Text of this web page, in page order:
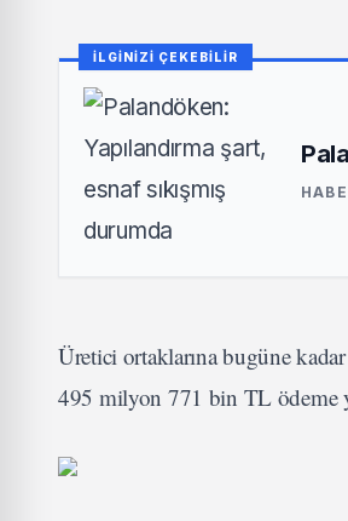
İLGİNİZİ ÇEKEBİLİR
Üretici ortaklarına bugüne
495 milyon 771 bin TL ödeme